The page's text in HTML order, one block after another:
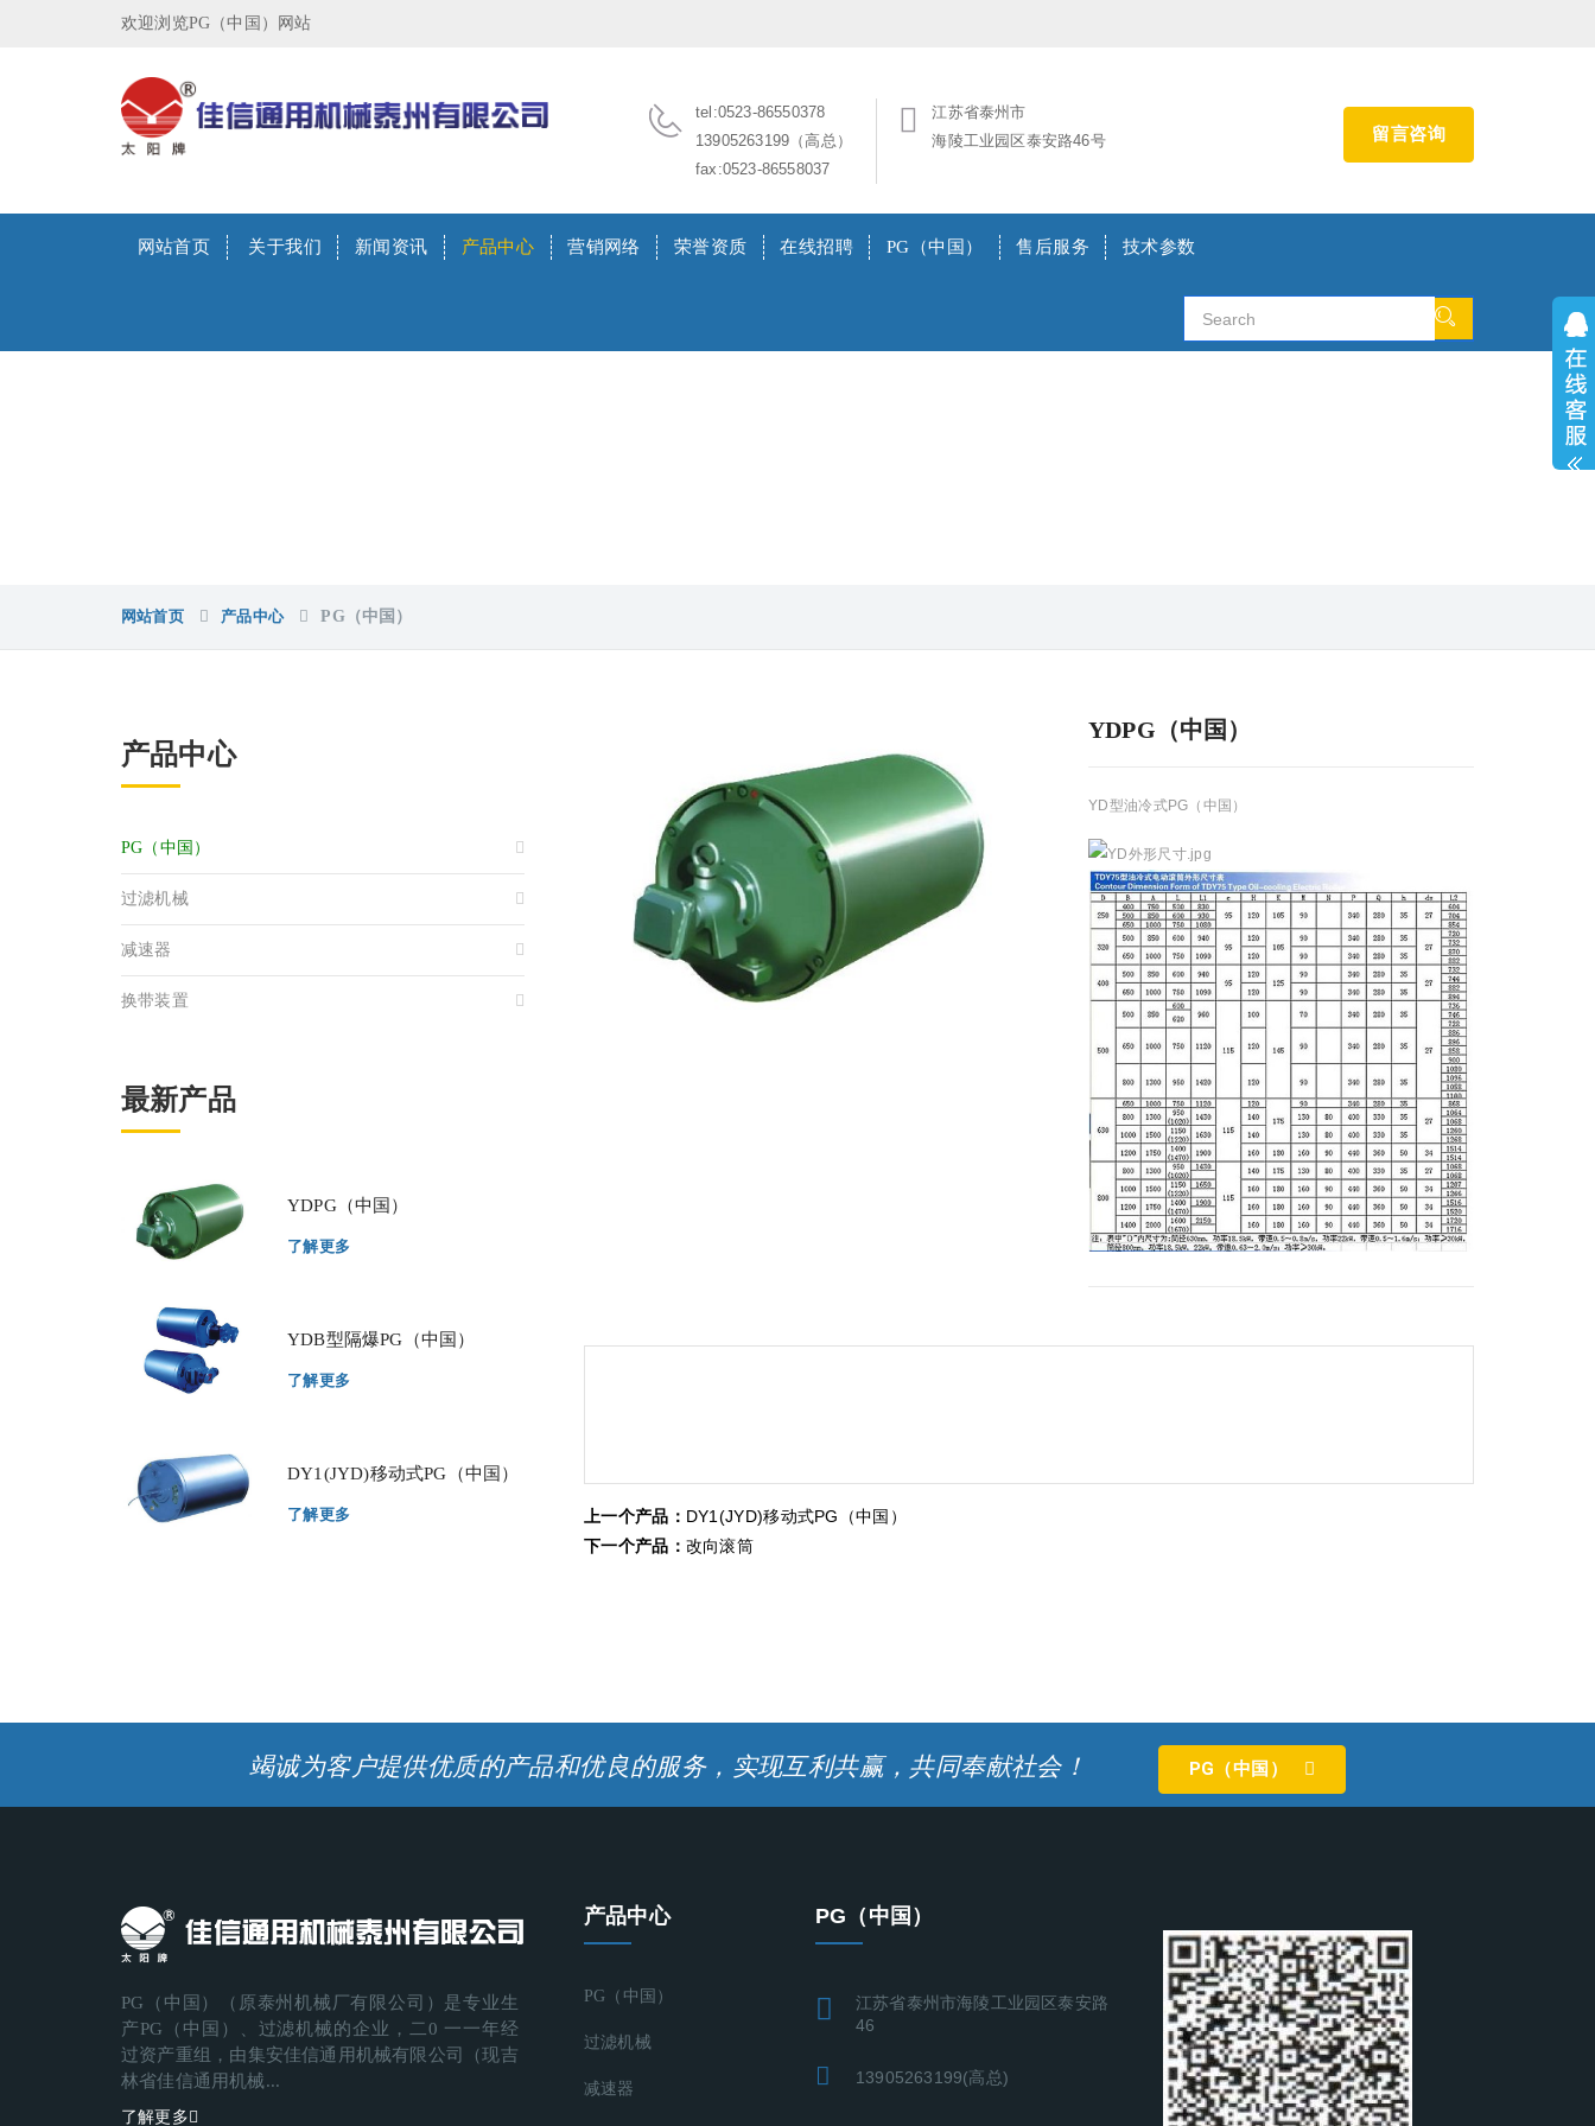
欢迎浏览PG（中国）网站
江苏省泰州市
海陵工业园区泰安路46号
tel:0523-86550378
13905263199（高总）
fax:0523-86558037
留言咨询
网站首页 关于我们 新闻资讯 产品中心 营销网络 荣誉资质 在线招聘 PG（中国） 售后服务 技术参数
网站首页 产品中心 PG（中国）
产品中心
PG（中国）
过滤机械
减速器
换带装置
最新产品
YDPG（中国）
了解更多
YDB型隔爆PG（中国）
了解更多
DY1(JYD)移动式PG（中国）
了解更多
YDPG（中国）
YD型油冷式PG（中国）
上一个产品： DY1(JYD)移动式PG（中国）
下一个产品： 改向滚筒
竭诚为客户提供优质的产品和优良的服务，实现互利共赢，共同奉献社会！ PG（中国）
PG（中国）（原泰州机械厂有限公司）是专业生
产PG（中国）、过滤机械的企业，二0 一一年经
过资产重组，由集安佳信通用机械有限公司（现吉
林省佳信通用机械...
了解更多
产品中心
PG（中国）
过滤机械
减速器
PG（中国）
江苏省泰州市海陵工业园区泰安路
46
13905263199(高总)